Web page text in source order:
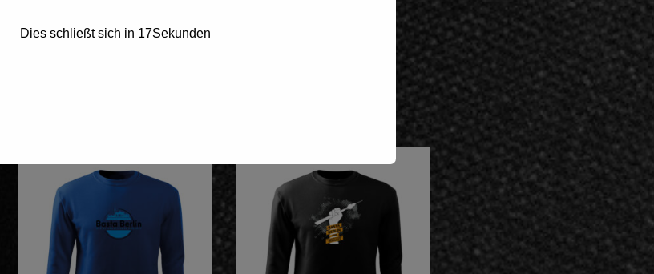
Logo
Dies schließt sich in 16Sekunden